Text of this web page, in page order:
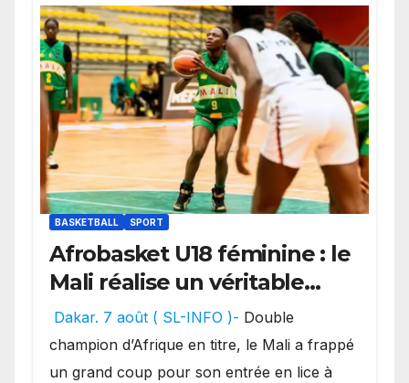
BASKETBALL SPORT
Afrobasket U18 féminine : le
Mali réalise un véritable
festival offensif et inflige
une lourde défaite au
Bénin.
Dakar. 7 août ( SL-INFO )- Double
champion d’Afrique en titre, le Mali a frappé
un grand coup pour son entrée en lice à